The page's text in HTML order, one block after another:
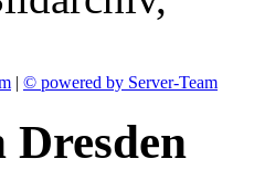
| © powered by Server-Team